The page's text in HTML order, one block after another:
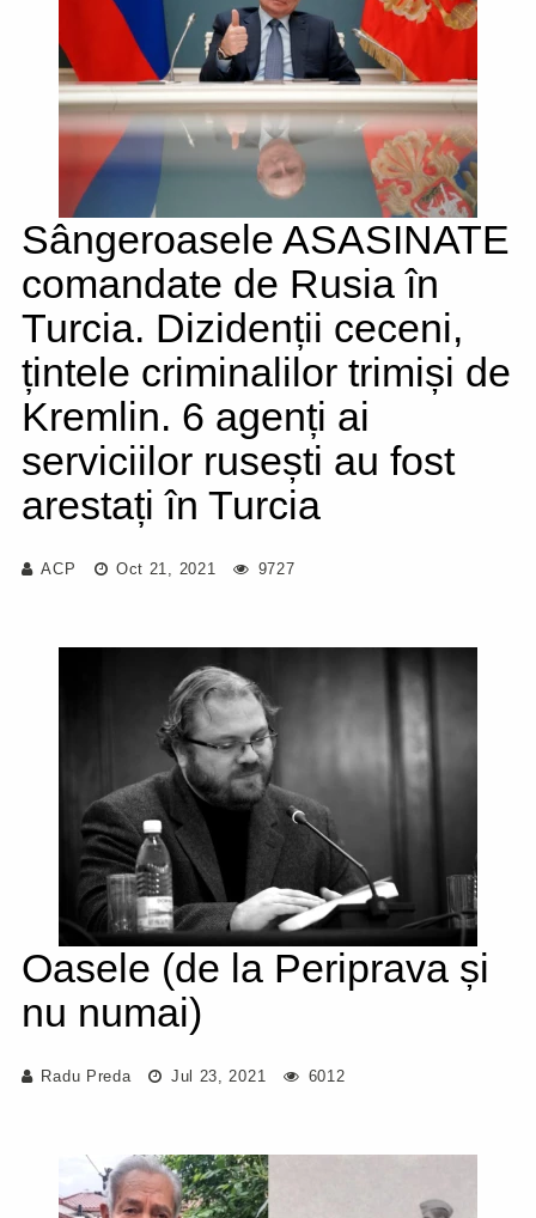
Sângeroasele ASASINATE
comandate de Rusia în
Turcia. Dizidenții ceceni,
țintele criminalilor trimiși de
Kremlin. 6 agenți ai
serviciilor rusești au fost
arestați în Turcia
ACP Oct 21, 2021 9727
Oasele (de la Periprava și
nu numai)
Radu Preda Jul 23, 2021 6012